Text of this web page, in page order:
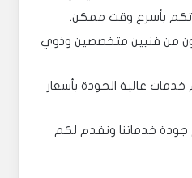
بأسرع وقت ممكن.
من فنيين متخصصين وذوي
عالية الجودة بأسعار
خدماتنا ونقدم لكم